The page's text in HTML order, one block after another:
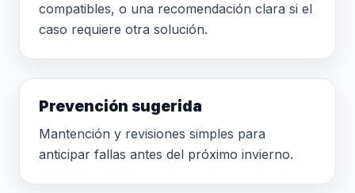
compatibles, o una recomendación clara si el
caso requiere otra solución.
Prevención sugerida
Mantención y revisiones simples para
anticipar fallas antes del próximo invierno.